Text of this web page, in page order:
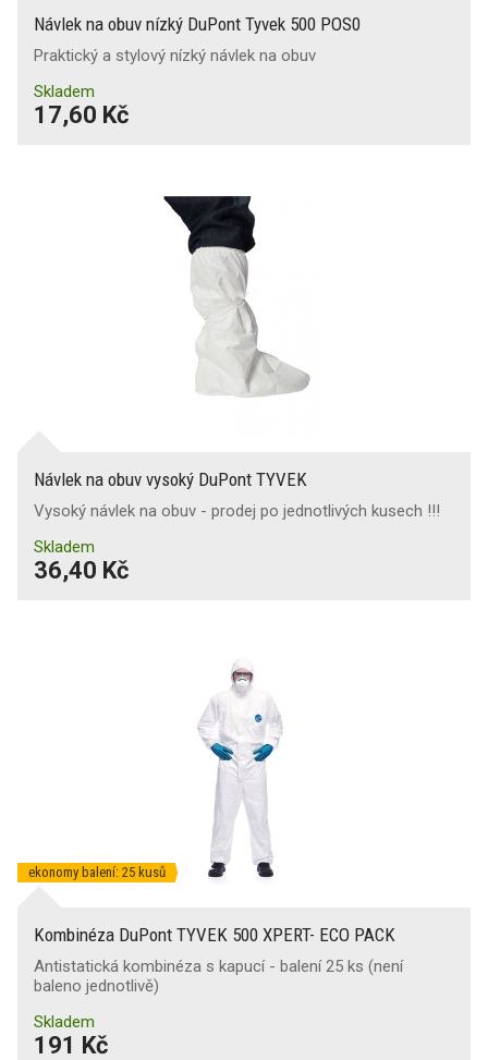
Návlek na obuv nízký DuPont Tyvek 500 POS0
Praktický a stylový nízký návlek na obuv
Skladem
17,60 Kč
Návlek na obuv vysoký DuPont TYVEK
Vysoký návlek na obuv - prodej po jednotlivých kusech !!!
Skladem
36,40 Kč
ekonomy balení: 25 kusů
Kombinéza DuPont TYVEK 500 XPERT- ECO PACK
Antistatická kombinéza s kapucí - balení 25 ks (není
baleno jednotlivě)
Skladem
191 Kč